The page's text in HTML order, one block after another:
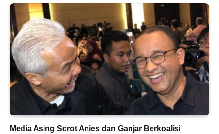
Media Asing Sorot Anies dan Ganjar Berkoalisi